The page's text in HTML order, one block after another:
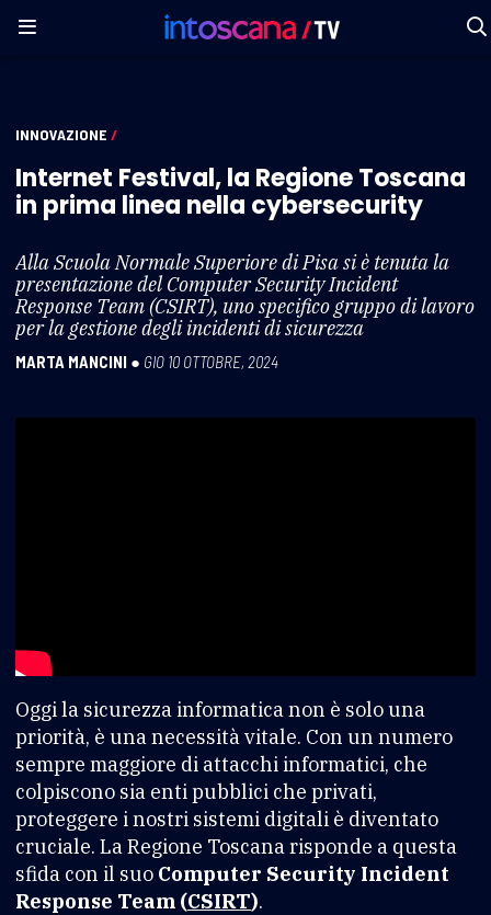
INNOVAZIONE /
Internet Festival, la Regione Toscana
in prima linea nella cybersecurity
Alla Scuola Normale Superiore di Pisa si è tenuta la
presentazione del Computer Security Incident
Response Team (CSIRT), uno specifico gruppo di lavoro
per la gestione degli incidenti di sicurezza
MARTA MANCINI ● GIO 10 OTTOBRE, 2024
Oggi la sicurezza informatica non è solo una
priorità, è una necessità vitale. Con un numero
sempre maggiore di attacchi informatici, che
colpiscono sia enti pubblici che privati,
proteggere i nostri sistemi digitali è diventato
cruciale. La Regione Toscana risponde a questa
sfida con il suo Computer Security Incident
Response Team (CSIRT).